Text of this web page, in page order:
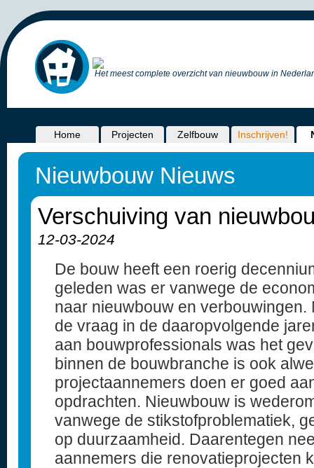
Het meest complete overzicht van nieuwbouw in
Home Projecten Zelfbouw Inschrijven!
Nieuwbouw Nieuws
Verschuiving van
12-03-2024
De bouw heeft een roerig
geleden was er vanwege de
naar nieuwbouw en
de vraag in de daaropvolgende
aan bouwprofessionals was het
binnen de bouwbranche is ook
projectaannemers doen er goed
opdrachten. Nieuwbouw is
vanwege de stikstofproblematiek,
op duurzaamheid. Daarentegen
aannemers die renovatieprojecten